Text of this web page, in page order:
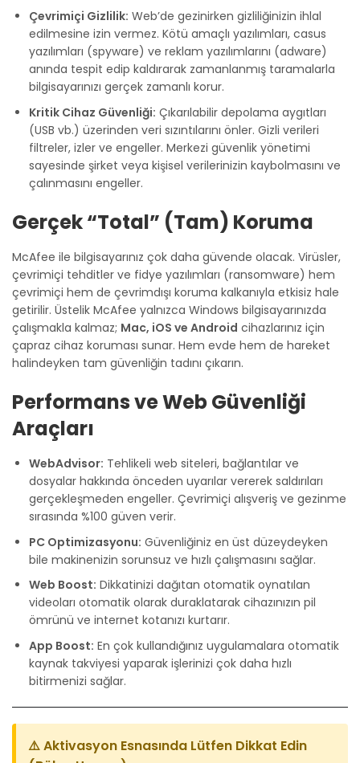
Çevrimiçi Gizlilik: Web’de gezinirken gizliliğinizin ihlal
edilmesine izin vermez. Kötü amaçlı yazılımları, casus
yazılımları (spyware) ve reklam yazılımlarını (adware)
anında tespit edip kaldırarak zamanlanmış taramalarla
bilgisayarınızı gerçek zamanlı korur.
Kritik Cihaz Güvenliği: Çıkarılabilir depolama aygıtları
(USB vb.) üzerinden veri sızıntılarını önler. Gizli verileri
filtreler, izler ve engeller. Merkezi güvenlik yönetimi
sayesinde şirket veya kişisel verilerinizin kaybolmasını ve
çalınmasını engeller.
Gerçek “Total” (Tam) Koruma
McAfee ile bilgisayarınız çok daha güvende olacak. Virüsler,
çevrimiçi tehditler ve fidye yazılımları (ransomware) hem
çevrimiçi hem de çevrimdışı koruma kalkanıyla etkisiz hale
getirilir. Üstelik McAfee yalnızca Windows bilgisayarınızda
çalışmakla kalmaz; Mac, iOS ve Android cihazlarınız için
çapraz cihaz koruması sunar. Hem evde hem de hareket
halindeyken tam güvenliğin tadını çıkarın.
Performans ve Web Güvenliği
Araçları
WebAdvisor: Tehlikeli web siteleri, bağlantılar ve
dosyalar hakkında önceden uyarılar vererek saldırıları
gerçekleşmeden engeller. Çevrimiçi alışveriş ve gezinme
sırasında %100 güven verir.
PC Optimizasyonu: Güvenliğiniz en üst düzeydeyken
bile makinenizin sorunsuz ve hızlı çalışmasını sağlar.
Web Boost: Dikkatinizi dağıtan otomatik oynatılan
videoları otomatik olarak duraklatarak cihazınızın pil
ömrünü ve internet kotanızı kurtarır.
App Boost: En çok kullandığınız uygulamalara otomatik
kaynak takviyesi yaparak işlerinizi çok daha hızlı
bitirmenizi sağlar.
⚠️ Aktivasyon Esnasında Lütfen Dikkat Edin